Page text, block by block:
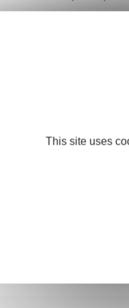
This site uses